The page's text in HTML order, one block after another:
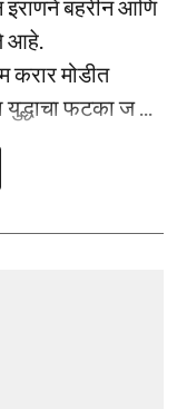
इराणने बहरीन आणि
आहे.
करार मोडीत
फटका ज ...